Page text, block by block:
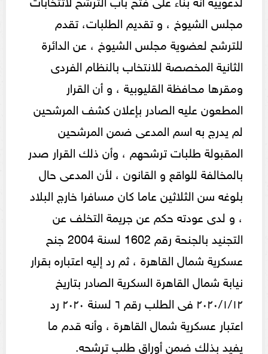
مجلس الشيوخ ، و تقديم الطلبات، تقدم
للترشح لعضوية مجلس الشيوخ ، عن الدائرة
الثانية المخصصة للانتخاب بالنظام الفردى
ومقرها محافظة القليوبية ، و أن القرار
المطعون عليه الصادر بإعلان كشف المرشحين
لم يدرج به اسم المدعى ضمن المرشحين
المقبولة طلبات ترشحهم ، وأن ذلك القرار صدر
بالمخالفة للواقع و القانون ، لأن المدعى حال
بلوغه سن الثلاثين عاما كان مسافرا خارج البلاد
، و لدى عودته حكم عن جريمة التخلف عن
التجنيد بالجنحة رقم 1602 لسنة 2004 جنح
عسكرية شمال القاهرة ، ثم رد إليه اعتباره بقرار
نيابة شمال القاهرة السكرية الصادر بتاريخ
٢٠٢٠/١/١٢ فى الطلب رقم ٦ لسنة ٢٠٢٠ رد
اعتبار عسكرية شمال القاهرة ، وأنه قدم ما
يفيد بذلك ضمن أوراق طلب ترشحه.